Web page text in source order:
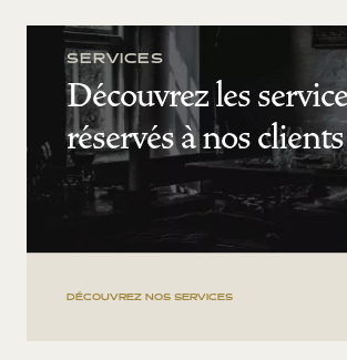
SERVICES
Découvrez les
réservés à nos clients
DÉCOUVREZ NOS SERVICES